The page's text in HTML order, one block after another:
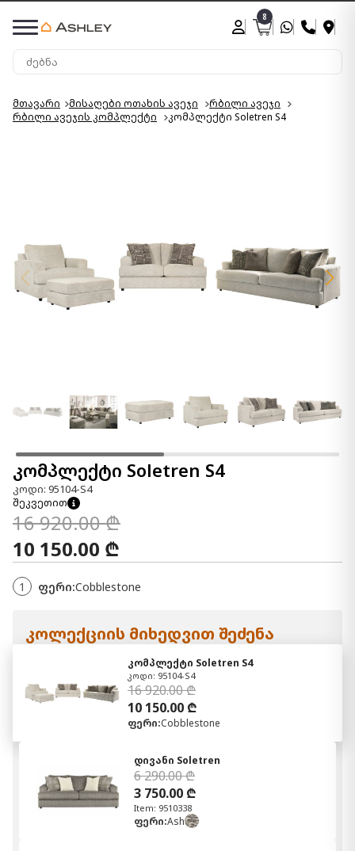
8
მთავარი მისაღები ოთახის ავეჯი
რბილი ავეჯი
რბილი ავეჯის კომპლექტი
კომპლექტი Soletren S4
კომპლექტი Soletren S4
კოდი: 95104-S4
შეკვეთით
16 920.00 ₾
10 150.00 ₾
1 ფერი:Cobblestone
კოლექციის მიხედვით შეძენა
კომპლექტი Soletren S4
კოდი: 95104-S4
16 920.00 ₾
10 150.00 ₾
ფერი:Cobblestone
დივანი Soletren
6 290.00 ₾
3 750.00 ₾
Item: 9510338
ფერი:Ash